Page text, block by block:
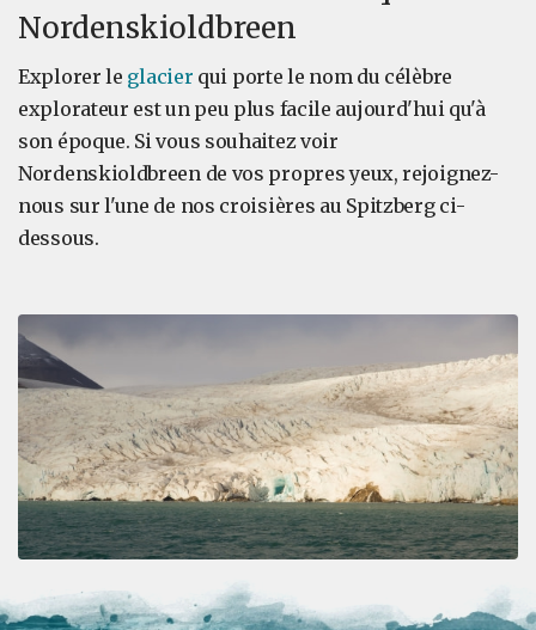
Nordenskioldbreen
Explorer le glacier qui porte le nom du célèbre
explorateur est un peu plus facile aujourd'hui qu'à
son époque. Si vous souhaitez voir
Nordenskioldbreen de vos propres yeux, rejoignez-
nous sur l'une de nos croisières au Spitzberg ci-
dessous.